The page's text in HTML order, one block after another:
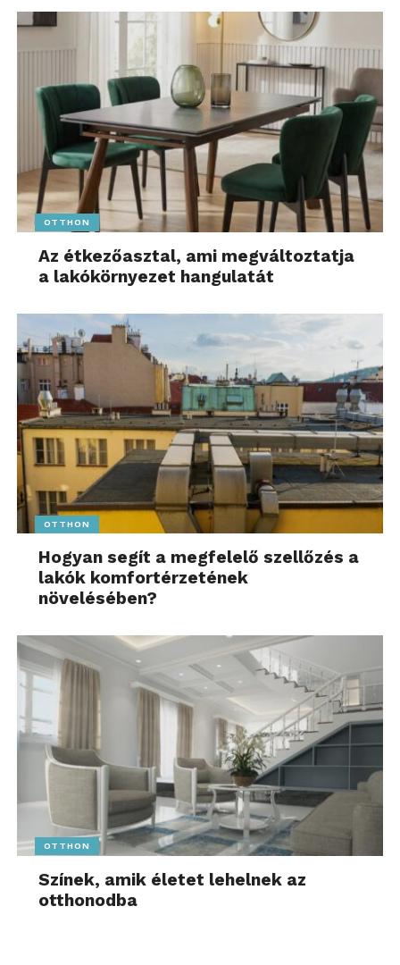
OTTHON
Az étkezőasztal, ami megváltoztatja
a lakókörnyezet hangulatát
OTTHON
Hogyan segít a megfelelő szellőzés a
lakók komfortérzetének
növelésében?
OTTHON
Színek, amik életet lehelnek az
otthonodba